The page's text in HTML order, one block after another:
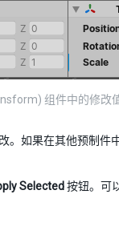
组件中的修改
。如果在其他预制件
Selected按钮。可